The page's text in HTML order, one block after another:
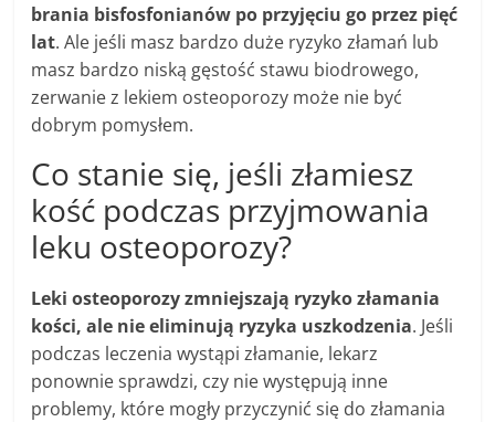
brania bisfosfonianów po przyjęciu go przez pięć
lat. Ale jeśli masz bardzo duże ryzyko złamań lub
masz bardzo niską gęstość stawu biodrowego,
zerwanie z lekiem osteoporozy może nie być
dobrym pomysłem.
Co stanie się, jeśli złamiesz
kość podczas przyjmowania
leku osteoporozy?
Leki osteoporozy zmniejszają ryzyko złamania
kości, ale nie eliminują ryzyka uszkodzenia. Jeśli
podczas leczenia wystąpi złamanie, lekarz
ponownie sprawdzi, czy nie występują inne
problemy, które mogły przyczynić się do złamania